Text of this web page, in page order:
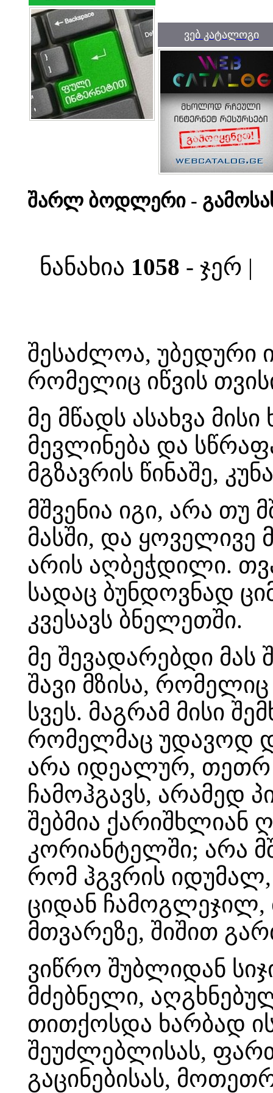
ვებ კატალოგი
შარლ ბოდლერი -
ნანახია 1058 - ჯერ |
შესაძლოა, უბედური
რომელიც იწვის
მე მწადს ასახვა
მევლინება და
მგზავრის წინაშე,
მშვენია იგი, არა თუ
მასში, და ყოველივე
არის აღბეჭდილი.
სადაც ბუნდოვნად
კვესავს ბნელეთში.
მე შევადარებდი
შავი მზისა,
სვეს. მაგრამ მისი
რომელმაც უდავოდ
არა იდეალურ, თეთრ
ჩამოჰგავს, არამედ
შებმია ქარიშხლიან
კორიანტელში; არა
რომ ჰგვრის
ციდან ჩამოგლეჯილ,
მთვარეზე, შიშით
ვიწრო შუბლიდან
მძებნელი,
თითქოსდა ხარბად
შეუძლებლისას,
გაცინებისას,